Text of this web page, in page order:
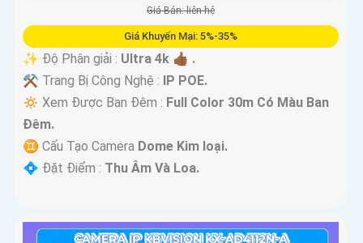
Giá Bán: liên hệ
Giá Khuyến Mại: 5%-35%
✨ Độ Phân giải : Ultra 4k 👍🏾 .
⚒ Trang Bị Công Nghệ : IP POE.
🔅 Xem Được Ban Đêm : Full Color 30m Có Màu Ban
Ðêm.
♊ Cấu Tạo Camera Dome Kim loại.
️💠 Đặt Điểm : Thu Âm Và Loa.